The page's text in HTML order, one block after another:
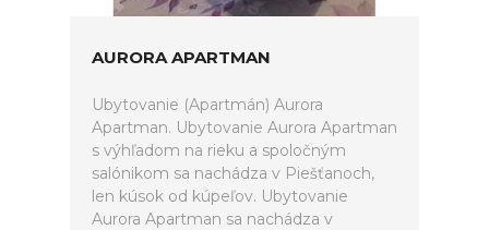
AURORA APARTMAN
Ubytovanie (Apartmán) Aurora
Apartman. Ubytovanie Aurora Apartman
s výhľadom na rieku a spoločným
salónikom sa nachádza v Piešťanoch,
len kúsok od kúpeľov. Ubytovanie
Aurora Apartman sa nachádza v